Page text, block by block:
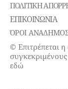
ΠΟΛΙΤΙΚΉ
ΕΠΙΚΟΙΝΩΝΊΑ
ΌΡΟΙ
© Επιτρέπεται
εδώ